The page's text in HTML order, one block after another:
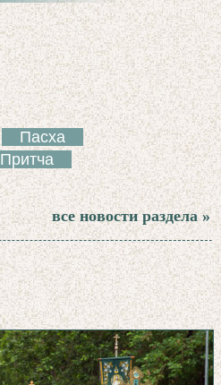
Пасха
Притча
все новости раздела »